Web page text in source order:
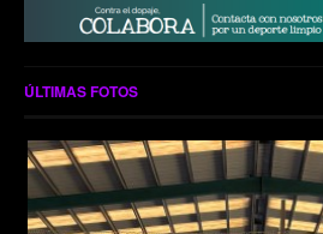
ÚLTIMAS FOTOS